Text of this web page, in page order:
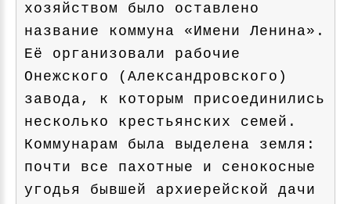
хозяйством было оставлено
название коммуна «Имени Ленина».
Её организовали рабочие
Онежского (Александровского)
завода, к которым присоединились
несколько крестьянских семей.
Коммунарам была выделена земля:
почти все пахотные и сенокосные
угодья бывшей архиерейской дачи